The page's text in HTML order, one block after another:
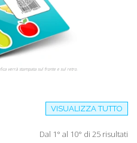
verrà stampata sul fronte e sul retro.
VISUALIZZA TUTTO
Dal 1° al 10° di 25 risultati